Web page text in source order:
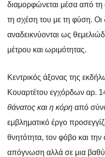
διαμορφώνεται μέσα από
τη σχέση του με τη φύση. Οι
αναδεικνύονται ως
μέτρου και ωριμότητας.
Κεντρικός άξονας της
Κουαρτέτου εγχόρδων αρ.
θάνατος και η κόρη από
εμβληματικό έργο
θνητότητα, τον φόβο και
απόγνωση αλλά σε μια